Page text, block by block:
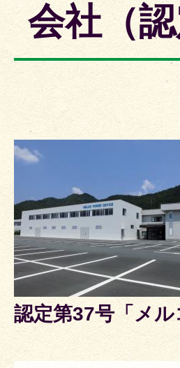
会社（
認定第37号「メ